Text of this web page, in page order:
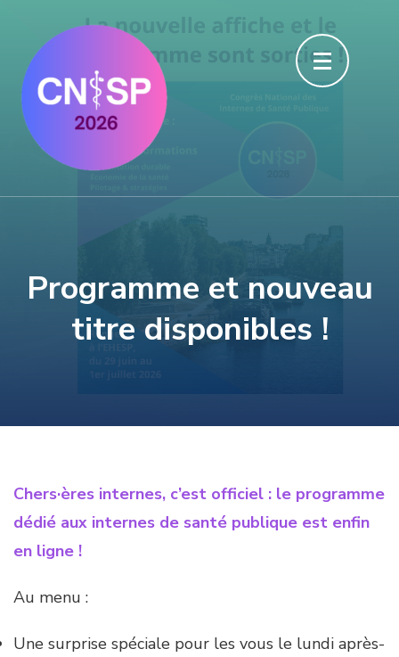
contenu
(Pressez
Entrée)
Programme et nouveau
titre disponibles !
Chers·ères internes, c’est officiel : le programme
dédié aux internes de santé publique est enfin
en ligne !
Au menu :
Une surprise spéciale pour les vous le lundi après-